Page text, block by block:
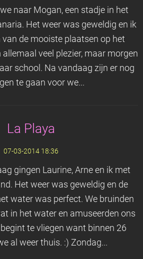
naar Mogan, een stadje in het
Het weer was geweldig en ik
van de mooiste plaatsen op het
veel plezier, maar morgen
school. Na vandaag zijn er nog
te gaan voor we...
La Playa
07-03-2014 18:36
gingen Laurine, Arne en ik met
Het weer was geweldig en de
water was perfect. We bruinden
in het water en amuseerden ons
te vliegen want binnen 26
al weer thuis. :) Zondag...